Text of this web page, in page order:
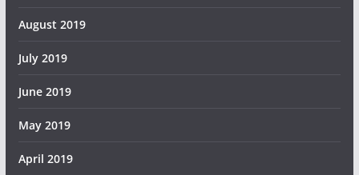
August 2019
July 2019
June 2019
May 2019
April 2019